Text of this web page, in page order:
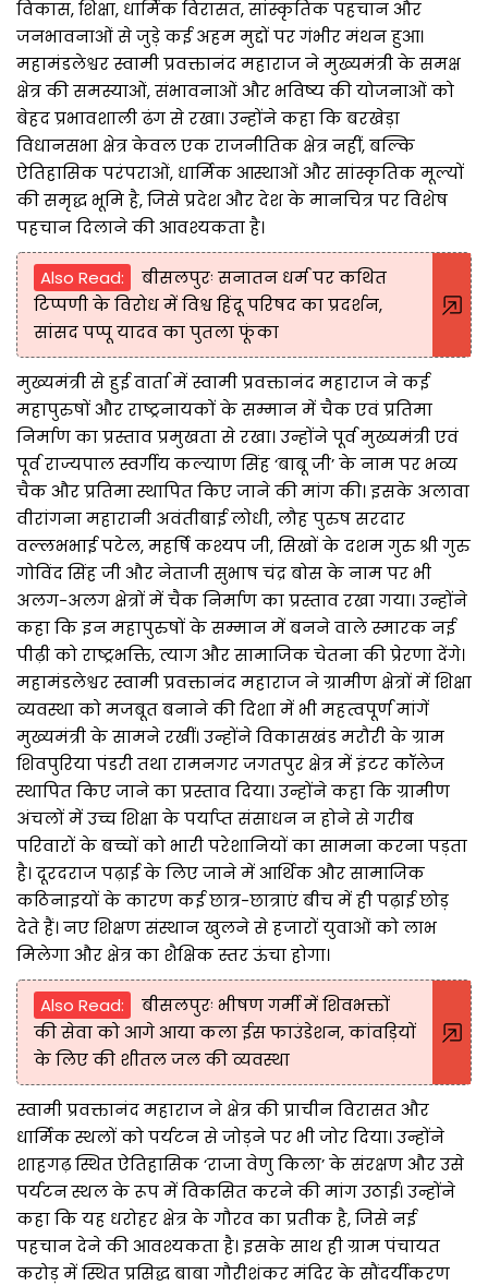
विकास, शिक्षा, धार्मिक विरासत, सांस्कृतिक पहचान और
जनभावनाओं से जुड़े कई अहम मुद्दों पर गंभीर मंथन हुआ।
महामंडलेश्वर स्वामी प्रवक्तानंद महाराज ने मुख्यमंत्री के समक्ष
क्षेत्र की समस्याओं, संभावनाओं और भविष्य की योजनाओं को
बेहद प्रभावशाली ढंग से रखा। उन्होंने कहा कि बरखेड़ा
विधानसभा क्षेत्र केवल एक राजनीतिक क्षेत्र नहीं, बल्कि
ऐतिहासिक परंपराओं, धार्मिक आस्थाओं और सांस्कृतिक मूल्यों
की समृद्ध भूमि है, जिसे प्रदेश और देश के मानचित्र पर विशेष
पहचान दिलाने की आवश्यकता है।
Also Read:
बीसलपुरः सनातन धर्म पर कथित
टिप्पणी के विरोध में विश्व हिंदू परिषद का प्रदर्शन,
सांसद पप्पू यादव का पुतला फूंका
मुख्यमंत्री से हुई वार्ता में स्वामी प्रवक्तानंद महाराज ने कई
महापुरुषों और राष्ट्रनायकों के सम्मान में चैक एवं प्रतिमा
निर्माण का प्रस्ताव प्रमुखता से रखा। उन्होंने पूर्व मुख्यमंत्री एवं
पूर्व राज्यपाल स्वर्गीय कल्याण सिंह ‘बाबू जी’ के नाम पर भव्य
चैक और प्रतिमा स्थापित किए जाने की मांग की। इसके अलावा
वीरांगना महारानी अवंतीबाई लोधी, लौह पुरुष सरदार
वल्लभभाई पटेल, महर्षि कश्यप जी, सिखों के दशम गुरु श्री गुरु
गोविंद सिंह जी और नेताजी सुभाष चंद्र बोस के नाम पर भी
अलग-अलग क्षेत्रों में चैक निर्माण का प्रस्ताव रखा गया। उन्होंने
कहा कि इन महापुरुषों के सम्मान में बनने वाले स्मारक नई
पीढ़ी को राष्ट्रभक्ति, त्याग और सामाजिक चेतना की प्रेरणा देंगे।
महामंडलेश्वर स्वामी प्रवक्तानंद महाराज ने ग्रामीण क्षेत्रों में शिक्षा
व्यवस्था को मजबूत बनाने की दिशा में भी महत्वपूर्ण मांगें
मुख्यमंत्री के सामने रखीं। उन्होंने विकासखंड मरौरी के ग्राम
शिवपुरिया पंडरी तथा रामनगर जगतपुर क्षेत्र में इंटर कॉलेज
स्थापित किए जाने का प्रस्ताव दिया। उन्होंने कहा कि ग्रामीण
अंचलों में उच्च शिक्षा के पर्याप्त संसाधन न होने से गरीब
परिवारों के बच्चों को भारी परेशानियों का सामना करना पड़ता
है। दूरदराज पढ़ाई के लिए जाने में आर्थिक और सामाजिक
कठिनाइयों के कारण कई छात्र-छात्राएं बीच में ही पढ़ाई छोड़
देते हैं। नए शिक्षण संस्थान खुलने से हजारों युवाओं को लाभ
मिलेगा और क्षेत्र का शैक्षिक स्तर ऊंचा होगा।
Also Read:
बीसलपुरः भीषण गर्मी में शिवभक्तों
की सेवा को आगे आया कला ईस फाउंडेशन, कांवड़ियों
के लिए की शीतल जल की व्यवस्था
स्वामी प्रवक्तानंद महाराज ने क्षेत्र की प्राचीन विरासत और
धार्मिक स्थलों को पर्यटन से जोड़ने पर भी जोर दिया। उन्होंने
शाहगढ़ स्थित ऐतिहासिक ‘राजा वेणु किला’ के संरक्षण और उसे
पर्यटन स्थल के रूप में विकसित करने की मांग उठाई। उन्होंने
कहा कि यह धरोहर क्षेत्र के गौरव का प्रतीक है, जिसे नई
पहचान देने की आवश्यकता है। इसके साथ ही ग्राम पंचायत
करोड़ में स्थित प्रसिद्ध बाबा गौरीशंकर मंदिर के सौंदर्यीकरण